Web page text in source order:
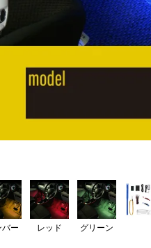
バー レッド グリーン